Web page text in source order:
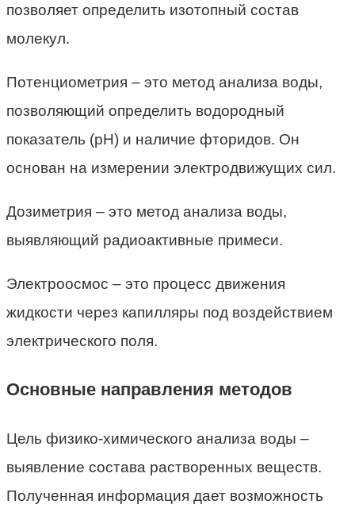
позволяет определить изотопный состав
молекул.
Потенциометрия – это метод анализа воды,
позволяющий определить водородный
показатель (рН) и наличие фторидов. Он
основан на измерении электродвижущих сил.
Дозиметрия – это метод анализа воды,
выявляющий радиоактивные примеси.
Электроосмос – это процесс движения
жидкости через капилляры под воздействием
электрического поля.
Основные направления методов
Цель физико-химического анализа воды –
выявление состава растворенных веществ.
Полученная информация дает возможность